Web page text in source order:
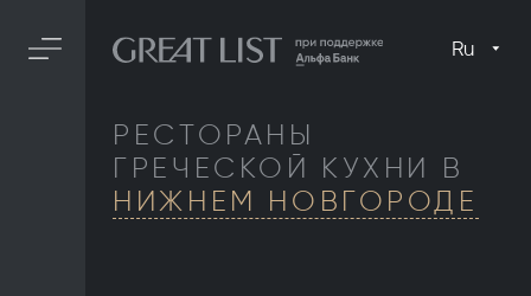
Ru
РЕСТОРАНЫ
ГРЕЧЕСКОЙ КУХНИ В
НИЖНЕМ НОВГОРОДЕ